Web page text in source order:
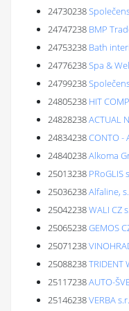
24730238
24747238 BMP
24753238 Bath
24776238Spa &
24799238
24805238 HIT
24828238ACTUAL
24834238CONTO -
24840238Alkoma
25013238 PRoGLIS
25036238Alfaline,
25042238WALI CZ
25065238GEMOS
25071238
25088238TRIDENT
25117238AUTO-
25146238VERBA